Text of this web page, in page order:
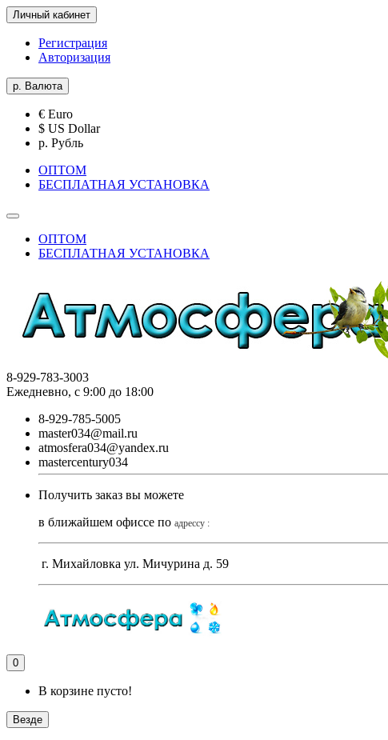
Личный кабинет
Регистрация
Авторизация
р. Валюта
€ Euro
$ US Dollar
р. Рубль
ОПТОМ
БЕСПЛАТНАЯ УСТАНОВКА
ОПТОМ
БЕСПЛАТНАЯ УСТАНОВКА
8-929-783-3003
Ежедневно, с 9:00 до 18:00
8-929-785-5005
master034@mail.ru
atmosfera034@yandex.ru
mastercentury034
Получить заказ вы можете
в ближайшем офиссе по адрессу :
г. Михайловка ул. Мичурина д. 59
0
В корзине пусто!
Везде